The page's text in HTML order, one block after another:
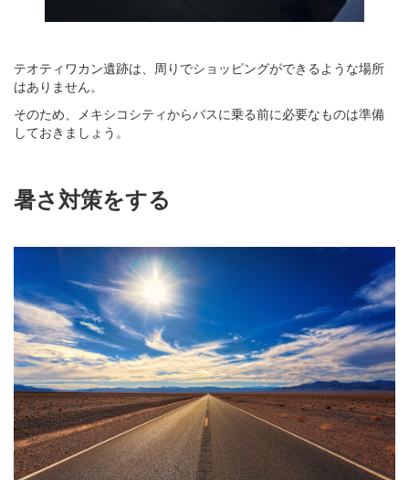
テオティワカン遺跡は、周りでショッピングができるような場所
はありません。
そのため、メキシコシティからバスに乗る前に必要なものは準備
しておきましょう。
暑さ対策をする